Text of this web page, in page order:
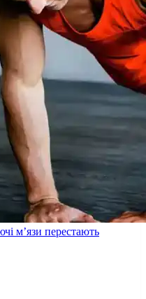
м’язи перестають